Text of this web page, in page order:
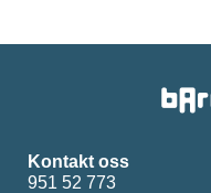
Kontakt oss
951 52 773